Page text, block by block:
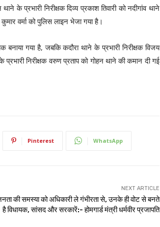
के प्रभारी निरीक्षक दिव्य प्रकाश तिवारी को नदीगांव थाने
वर्मा को पुलिस लाइन भेजा गया है।
बनाया गया है, जबकि कदौरा थाने के प्रभारी निरीक्षक विजय
प्रभारी निरीक्षक वरुण प्रताप को गोहन थाने की कमान दी गई
Pinterest WhatsApp
NEXT ARTICLE
की समस्या को अधिकारी ले गंभीरता से, उनके ही वोट से बनते
है विधायक, सांसद और सरकारें:- होमगार्ड मंत्री धर्मवीर प्रजापति